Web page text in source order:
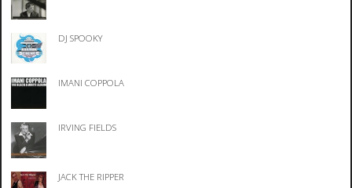
DJ SPOOKY
IMANI COPPOLA
IRVING FIELDS
JACK THE RIPPER